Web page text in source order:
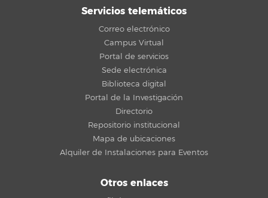
Servicios telemáticos
Correo electrónico
Campus Virtual
Portal de servicios
Sede electrónica
Biblioteca digital
Portal de la Investigación
Directorio
Repositorio institucional
Mapa de ubicaciones
Alquiler de Instalaciones para Eventos
Otros enlaces